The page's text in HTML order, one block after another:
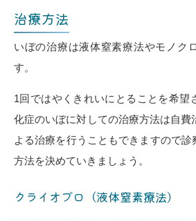
治療方法
いぼの治療は液体窒素療法やモノク
す。
1回ではやくきれいにとることを希望
化症のいぼに対しての治療方法は自費
よる治療を行うこともできますので
方法を決めていきましょう。
クライオプロ（液体窒素療法）